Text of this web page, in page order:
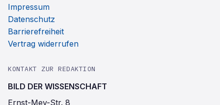
Impressum
Datenschutz
Barrierefreiheit
Vertrag widerrufen
KONTAKT ZUR REDAKTION
BILD DER WISSENSCHAFT
Ernst-Mey-Str. 8